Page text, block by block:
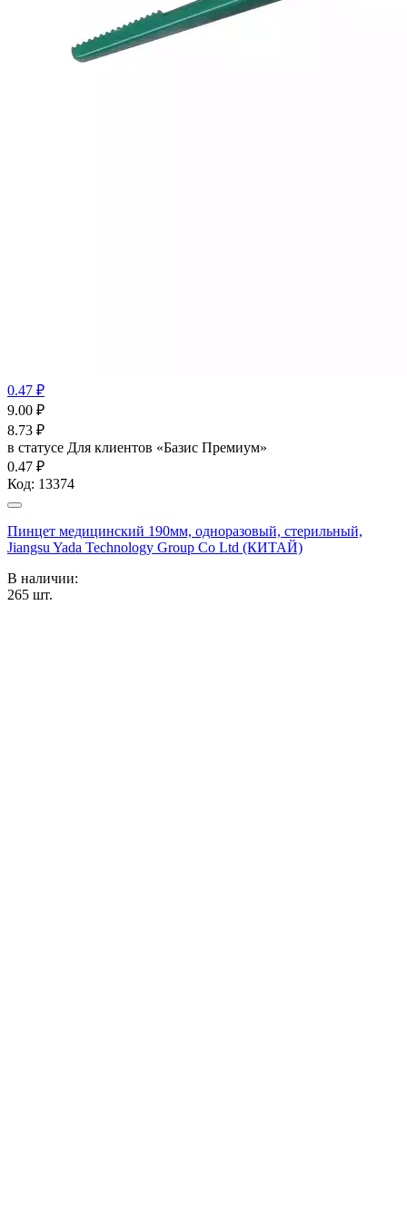
0.47 ₽
9.00 ₽
8.73 ₽
в статусе Для клиентов «Базис Премиум»
0.47 ₽
Код: 13374
Пинцет медицинский 190мм, одноразовый, стерильный,
Jiangsu Yada Technology Group Co Ltd (КИТАЙ)
В наличии:
265 шт.